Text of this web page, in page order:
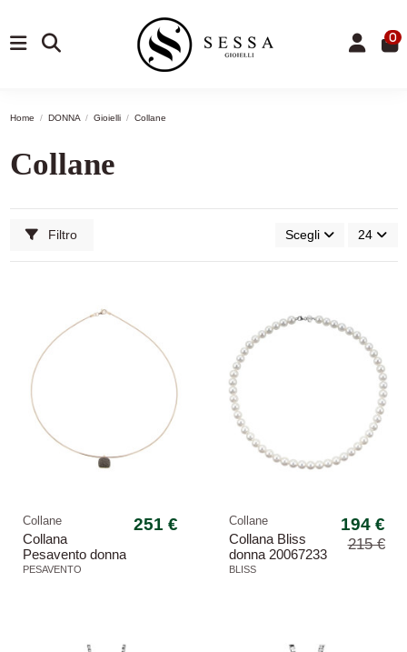
0
Home DONNA Gioielli Collane
Collane
Filtro Scegli 24
Collane
Collana
Pesavento donna
WDNAG056
PESAVENTO
251 € Collane
Collana Bliss
donna 20067233
Paradise oro
BLISS
194 €
215 €